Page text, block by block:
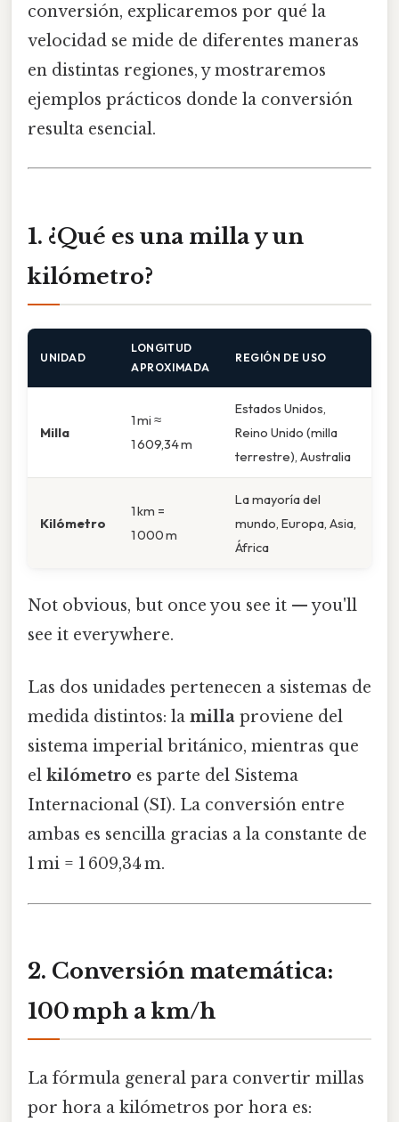
conversión, explicaremos por qué la
velocidad se mide de diferentes maneras
en distintas regiones, y mostraremos
ejemplos prácticos donde la conversión
resulta esencial.
1. ¿Qué es una milla y un
kilómetro?
UNIDAD
LONGITUD
APROXIMADA
REGIÓN DE USO
Milla
1 mi ≈
1 609,34 m
Estados Unidos,
Reino Unido (milla
terrestre), Australia
Kilómetro
1 km =
1 000 m
La mayoría del
mundo, Europa, Asia,
África
Not obvious, but once you see it — you'll
see it everywhere.
Las dos unidades pertenecen a sistemas de
medida distintos: la milla proviene del
sistema imperial británico, mientras que
el kilómetro es parte del Sistema
Internacional (SI). La conversión entre
ambas es sencilla gracias a la constante de
1 mi = 1 609,34 m.
2. Conversión matemática:
100 mph a km/h
La fórmula general para convertir millas
por hora a kilómetros por hora es: